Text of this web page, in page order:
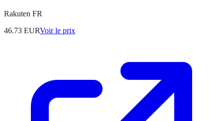
Rakuten FR
46.73 EURVoir le prix